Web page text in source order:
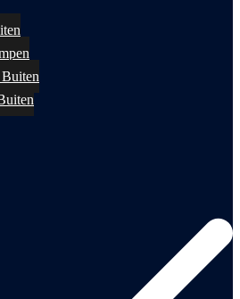
Buiten